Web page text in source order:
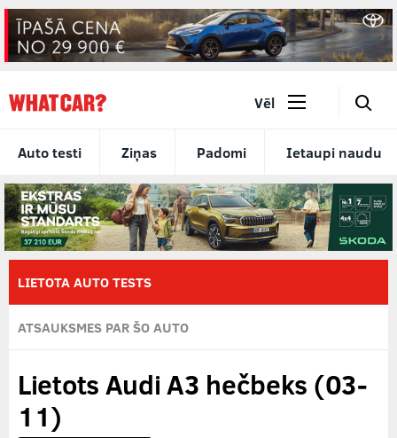
Auto testi Ziņas Padomi Ietaupi naudu
Vēl 🔎
LIETOTA AUTO TESTS
ATSAUKSMES PAR ŠO AUTO
Lietots Audi A3 hečbeks (03-
11)